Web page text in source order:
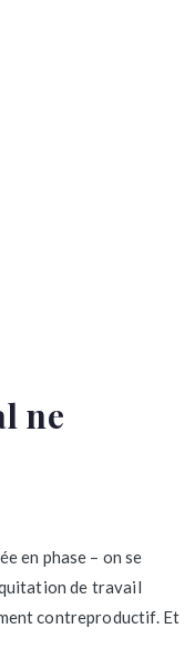
ne
en phase – on se
de travail
contreproductif. Et